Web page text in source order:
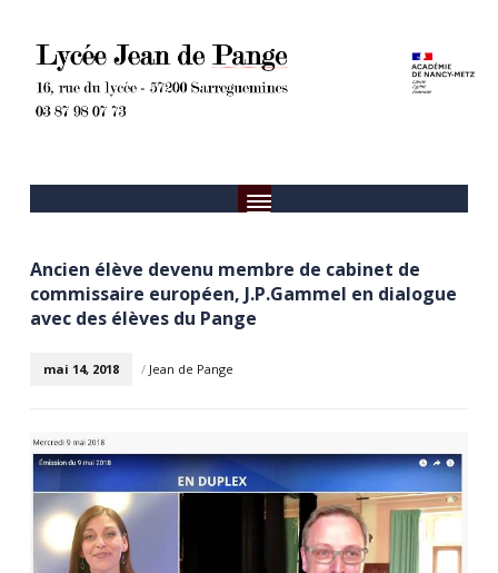
Ancien élève devenu membre de cabinet de
commissaire européen, J.P.Gammel en dialogue
avec des élèves du Pange
mai 14, 2018 / Jean de Pange